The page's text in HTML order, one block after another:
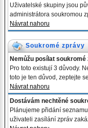
Uživatelské skupiny jsou
administrátora soukromou
Návrat nahoru
Soukromé zprávy
Nemůžu posílat soukromé
Pro toto existují 3 důvody.
toto je ten důvod, zeptejte
Návrat nahoru
Dostávám nechtěné
Plánujeme přidání
uživateli zasílání zpráv